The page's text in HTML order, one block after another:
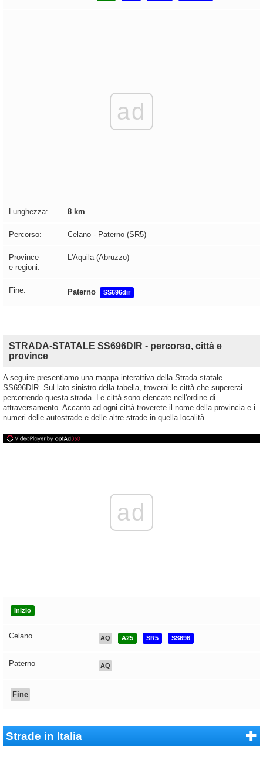
ad
Lunghezza: 8 km
Percorso: Celano - Paterno (SR5)
Province
e regioni:
L'Aquila (Abruzzo)
Fine: Paterno SS696dir
STRADA-STATALE SS696DIR - percorso, città e
province
A seguire presentiamo una mappa interattiva della Strada-statale
SS696DIR. Sul lato sinistro della tabella, troverai le città che supererai
percorrendo questa strada. Le città sono elencate nell'ordine di
attraversamento. Accanto ad ogni città troverete il nome della provincia e i
numeri delle autostrade e delle altre strade in quella località.
ad
Inizio
Celano AQ A25 SR5 SS696
Paterno AQ
Fine
Strade in Italia